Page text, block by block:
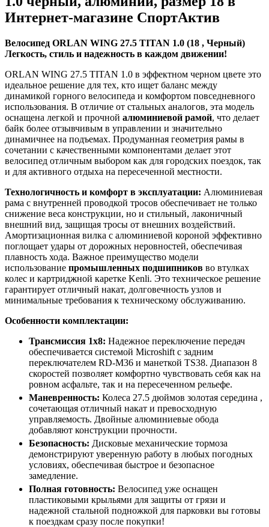
Интернет-магазине СпортАктив
Велосипед ORLAN WING 27.5 TITAN 1.0 (18 , Черный)
Легкость, стиль и надежность в каждом движении!
ORLAN WING 27.5 TITAN 1.0 в эффектном черном цвете это
идеальное решение для тех, кто ищет баланс между
динамикой горного велосипеда и комфортом повседневного
использования. В отличие от стальных аналогов, эта модель
оснащена легкой и прочной алюминиевой рамой, что делает
байк более отзывчивым в управлении и значительно
динамичнее на подъемах. Продуманная геометрия рамы в
сочетании с качественными компонентами делает этот
велосипед отличным выбором как для городских поездок, так
и для активного отдыха на пересеченной местности.
Технологичность и комфорт в эксплуатации: Алюминиевая
рама с внутренней проводкой тросов обеспечивает не только
снижение веса конструкции, но и стильный, лаконичный
внешний вид, защищая тросы от внешних воздействий.
Амортизационная вилка с алюминиевой короной эффективно
поглощает удары от дорожных неровностей, обеспечивая
плавность хода. Важное преимущество модели
использование промышленных подшипников во втулках
колес и картриджной каретке Kenli. Это техническое решение
гарантирует отличный накат, долговечность узлов и
минимальные требования к техническому обслуживанию.
Особенности комплектации:
Трансмиссия 1x8: Надежное переключение передач
обеспечивается системой Microshift с задним
переключателем RD-M36 и манеткой TS38. Диапазон 8
скоростей позволяет комфортно чувствовать себя как на
ровном асфальте, так и на пересеченном рельефе.
Маневренность: Колеса 27.5 дюймов золотая середина ,
сочетающая отличный накат и превосходную
управляемость. Двойные алюминиевые обода
добавляют конструкции прочности.
Безопасность: Дисковые механические тормоза
демонстрируют уверенную работу в любых погодных
условиях, обеспечивая быстрое и безопасное
замедление.
Полная готовность: Велосипед уже оснащен
пластиковыми крыльями для защиты от грязи и
надежной стальной подножкой для парковки вы готовы
к поездкам сразу после покупки!